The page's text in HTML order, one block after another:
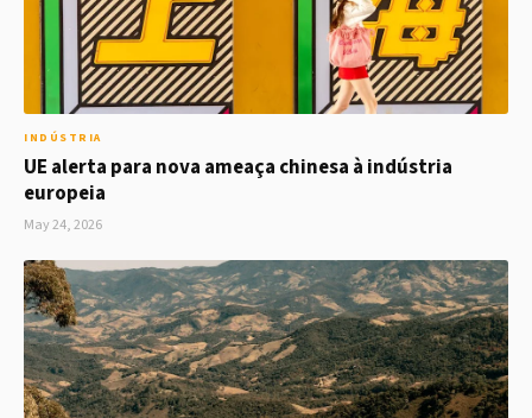
INDÚSTRIA
UE alerta para nova ameaça chinesa à indústria
europeia
May 24, 2026